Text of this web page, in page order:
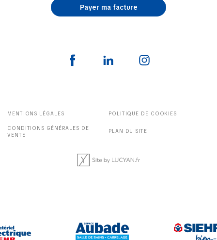
Payer ma facture
MENTIONS LÉGALES POLITIQUE DE COOKIES
CONDITIONS GÉNÉRALES DE
VENTE
PLAN DU SITE